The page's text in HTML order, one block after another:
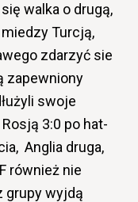
walka o drugą,
Turcją,
zdarzyć sie
zapewniony
swoje
3:0 po hat-
Anglia druga,
również nie
grupy wyjdą